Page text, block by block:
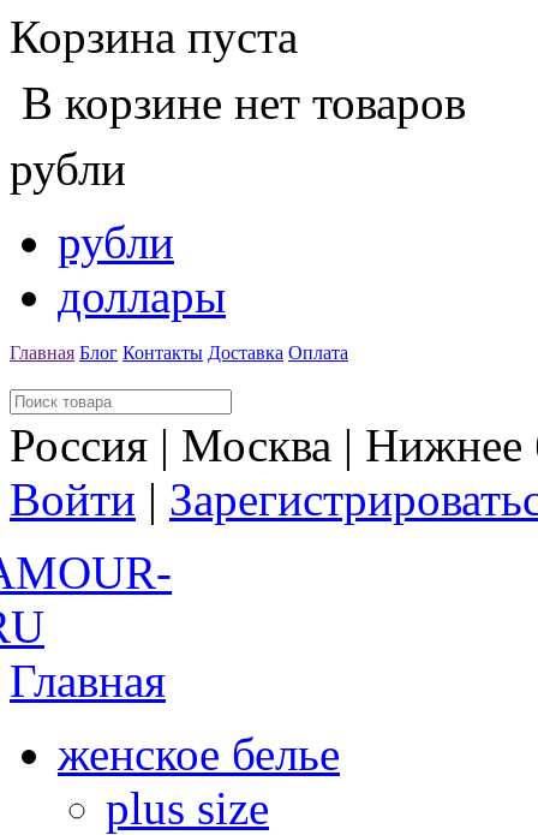
Корзина пуста
В корзине нет товаров
рубли
рубли
доллары
Главная Блог Контакты Доставка Оплата
Россия | Москва |
Войти |
Главная
женское белье
plus size